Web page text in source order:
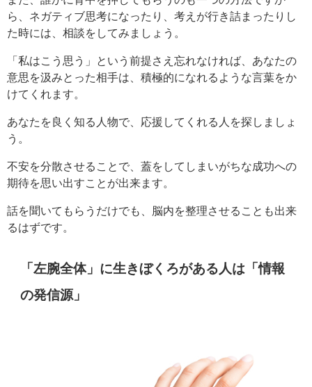
ら、ネガティブ思考になったり、考えが行き詰まったりし
た時には、相談をしてみましょう。
「私はこう思う」という前提さえ忘れなければ、あなたの
意思を汲みとった相手は、積極的になれるような言葉をか
けてくれます。
あなたを良く知る人物で、応援してくれる人を探しましょ
う。
不安を分散させることで、蓋をしてしまいがちな成功への
期待を思い出すことが出来ます。
話を聞いてもらうだけでも、脳内を整理させることも出来
るはずです。
「左腕全体」に生きぼくろがある人は「情報
の発信源」